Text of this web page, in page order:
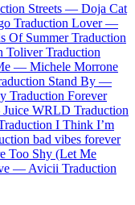
Streets — Doja Cat
Traduction Lover —
Of Summer Traduction
Toliver Traduction
— Michele Morrone
Stand By —
Traduction Forever
Juice WRLD Traduction
I Think I’m
bad vibes forever
Too Shy (Let Me
— Avicii Traduction